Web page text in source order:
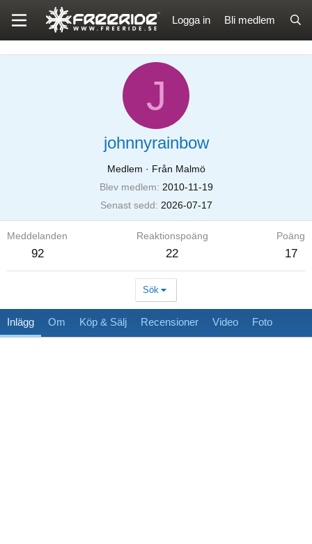
Logga in Bli medlem
J
johnnyrainbow
Medlem · Från Malmö
Blev medlem
2010-11-19
Senast sedd
2026-07-17
Meddelanden
92
Reaktionspoäng
22
Poäng
17
Sök
Inlägg Om Köp & Sälj Recensioner Video Foto